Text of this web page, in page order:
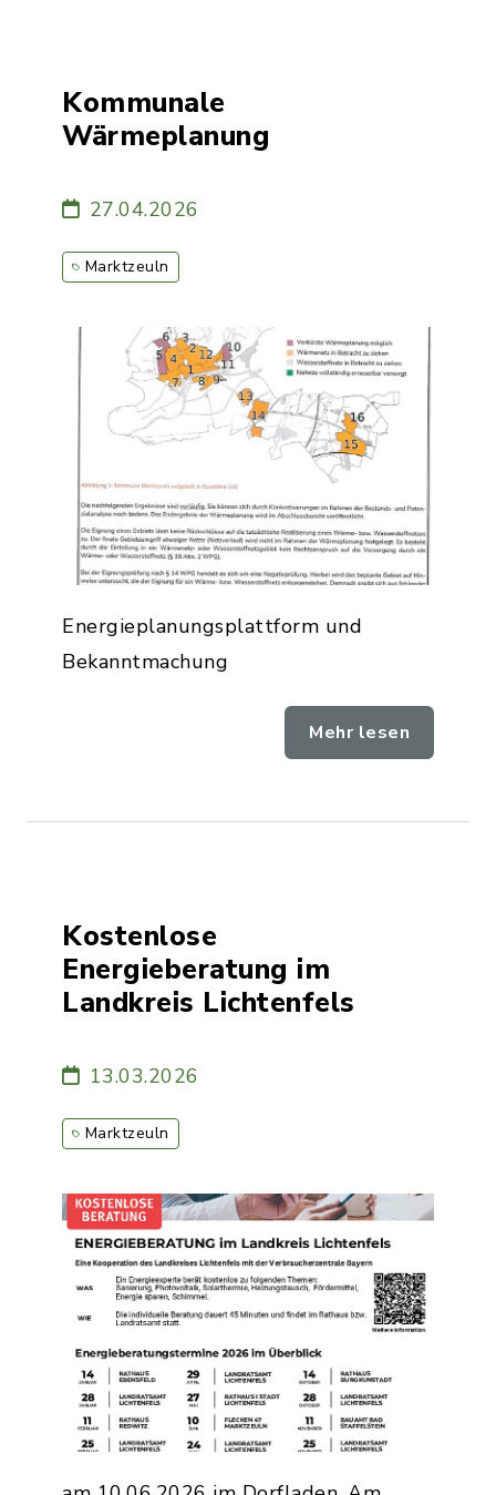
Kommunale
Wärmeplanung
27.04.2026
Marktzeuln
Energieplanungsplattform und
Bekanntmachung
Mehr lesen
Kostenlose
Energieberatung im
Landkreis Lichtenfels
13.03.2026
Marktzeuln